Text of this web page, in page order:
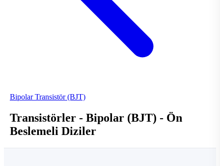
Bipolar Transistör (BJT)
Transistörler - Bipolar (BJT) - Ön
Beslemeli Diziler